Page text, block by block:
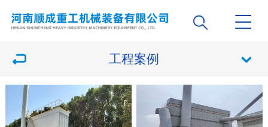
工程案例